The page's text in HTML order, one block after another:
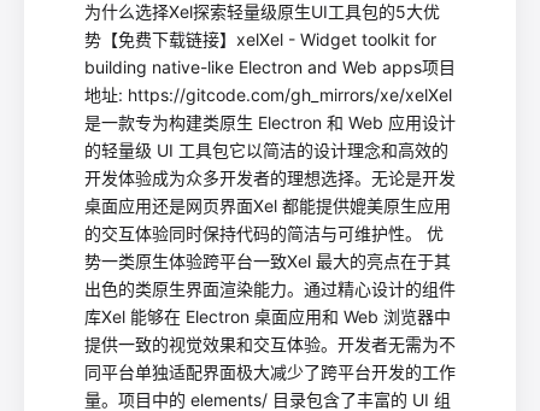
为什么选择Xel探索轻量级原生UI工具包的5大优
势【免费下载链接】xelXel - Widget toolkit for
building native-like Electron and Web apps项目
地址: https://gitcode.com/gh_mirrors/xe/xelXel
是一款专为构建类原生 Electron 和 Web 应用设计
的轻量级 UI 工具包它以简洁的设计理念和高效的
开发体验成为众多开发者的理想选择。无论是开发
桌面应用还是网页界面Xel 都能提供媲美原生应用
的交互体验同时保持代码的简洁与可维护性。 优
势一类原生体验跨平台一致Xel 最大的亮点在于其
出色的类原生界面渲染能力。通过精心设计的组件
库Xel 能够在 Electron 桌面应用和 Web 浏览器中
提供一致的视觉效果和交互体验。开发者无需为不
同平台单独适配界面极大减少了跨平台开发的工作
量。项目中的 elements/ 目录包含了丰富的 UI 组